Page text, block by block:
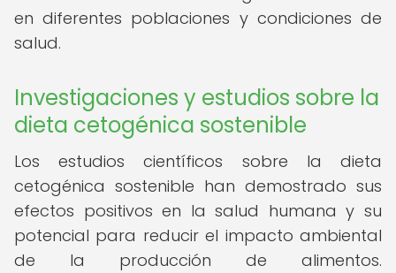
en diferentes poblaciones y condiciones de
salud.
Investigaciones y estudios sobre la
dieta cetogénica sostenible
Los estudios científicos sobre la dieta
cetogénica sostenible han demostrado sus
efectos positivos en la salud humana y su
potencial para reducir el impacto ambiental
de la producción de alimentos.